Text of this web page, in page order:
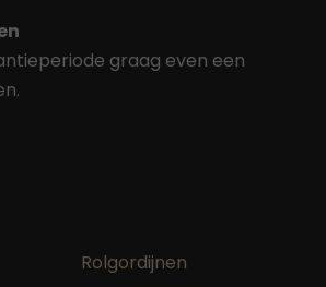
graag even een
Rolgordijnen